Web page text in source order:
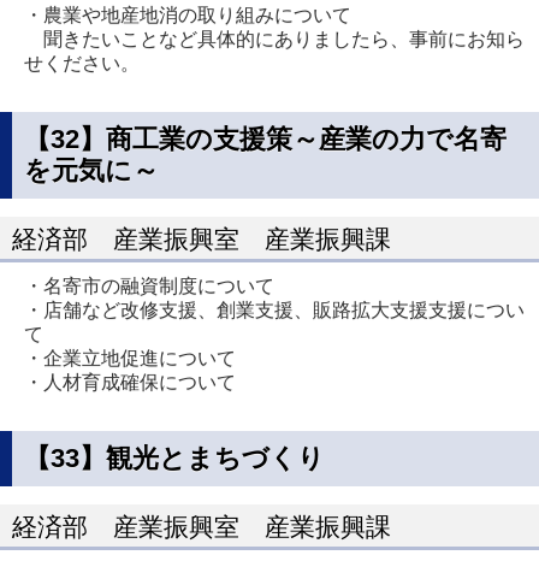
・農業や地産地消の取り組みについて
聞きたいことなど具体的にありましたら、事前にお知ら
せください。
【32】商工業の支援策～産業の力で名寄
を元気に～
経済部 産業振興室 産業振興課
・名寄市の融資制度について
・店舗など改修支援、創業支援、販路拡大支援支援につい
て
・企業立地促進について
・人材育成確保について
【33】観光とまちづくり
経済部 産業振興室 産業振興課